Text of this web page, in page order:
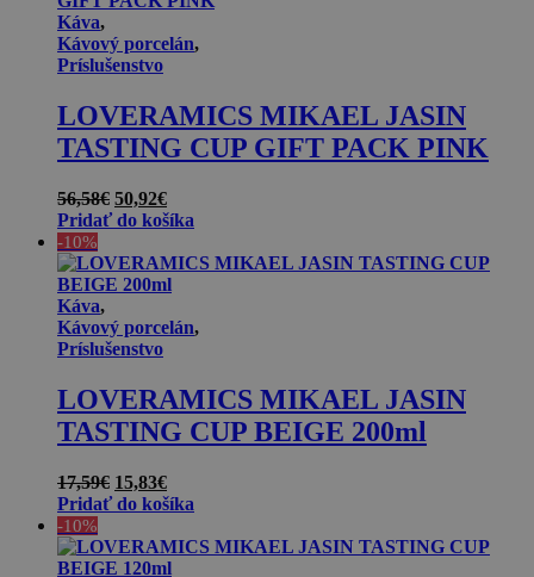
Káva,
Kávový porcelán,
Príslušenstvo
LOVERAMICS MIKAEL JASIN
TASTING CUP GIFT PACK PINK
56,58€ Pôvodná
cena
56,58€.
50,92€Aktuálna
cena
50,92€.
Pridať do košíka
-10%
Káva,
Kávový porcelán,
Príslušenstvo
LOVERAMICS MIKAEL JASIN
TASTING CUP BEIGE 200ml
17,59€ Pôvodná
cena
17,59€.
15,83€Aktuálna
cena
15,83€.
Pridať do košíka
-10%